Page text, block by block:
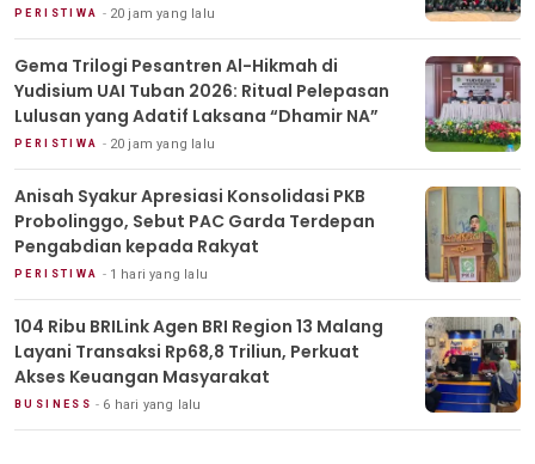
PERISTIWA 20 jam yang lalu
Gema Trilogi Pesantren Al-Hikmah di
Yudisium UAI Tuban 2026: Ritual Pelepasan
Lulusan yang Adatif Laksana “Dhamir NA”
PERISTIWA 20 jam yang lalu
Anisah Syakur Apresiasi Konsolidasi PKB
Probolinggo, Sebut PAC Garda Terdepan
Pengabdian kepada Rakyat
PERISTIWA 1 hari yang lalu
104 Ribu BRILink Agen BRI Region 13 Malang
Layani Transaksi Rp68,8 Triliun, Perkuat
Akses Keuangan Masyarakat
BUSINESS 6 hari yang lalu